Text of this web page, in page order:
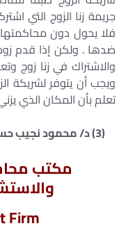
جريمة زنا الزوج التي
فلا يحول دون
ضدها . ولكن إذا قدم
والاشتراك في زنا زوج
ويجب أن يتوفر لشريكة
تعلم بأن المكان الذي
(3) د/ محمود نجيب حسنى ، مرجع سابق ، ص 606 ، 607 .
مكتب
Firm